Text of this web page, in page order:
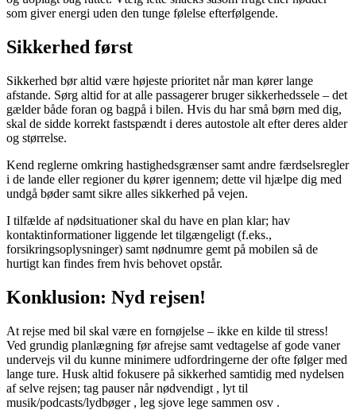
som giver energi uden den tunge følelse efterfølgende.
Sikkerhed først
Sikkerhed bør altid være højeste prioritet når man kører lange
afstande. Sørg altid for at alle passagerer bruger sikkerhedssele – det
gælder både foran og bagpå i bilen. Hvis du har små børn med dig,
skal de sidde korrekt fastspændt i deres autostole alt efter deres alder
og størrelse.
Kend reglerne omkring hastighedsgrænser samt andre færdselsregler
i de lande eller regioner du kører igennem; dette vil hjælpe dig med
undgå bøder samt sikre alles sikkerhed på vejen.
I tilfælde af nødsituationer skal du have en plan klar; hav
kontaktinformationer liggende let tilgængeligt (f.eks.,
forsikringsoplysninger) samt nødnumre gemt på mobilen så de
hurtigt kan findes frem hvis behovet opstår.
Konklusion: Nyd rejsen!
At rejse med bil skal være en fornøjelse – ikke en kilde til stress!
Ved grundig planlægning før afrejse samt vedtagelse af gode vaner
undervejs vil du kunne minimere udfordringerne der ofte følger med
lange ture. Husk altid fokusere på sikkerhed samtidig med nydelsen
af selve rejsen; tag pauser når nødvendigt , lyt til
musik/podcasts/lydbøger , leg sjove lege sammen osv .